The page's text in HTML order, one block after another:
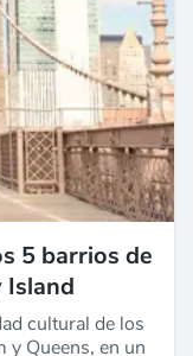
5 barrios de
Island
cultural de los
y Queens, en un